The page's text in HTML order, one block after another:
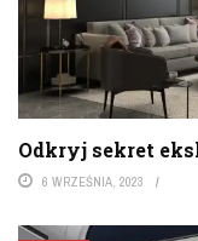
Odkryj sekret
6 WRZEŚNIA, 2023